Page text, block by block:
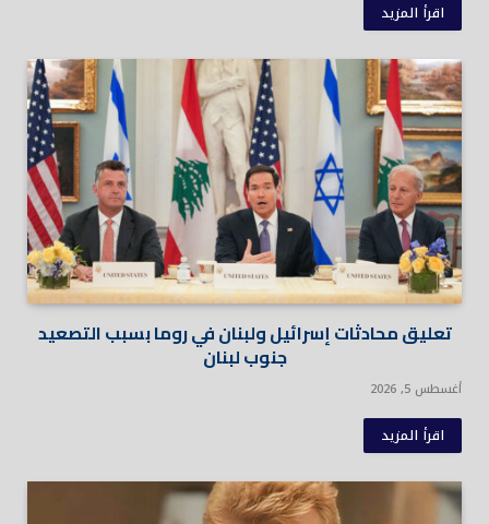
اقرأ المزيد
تعليق محادثات إسرائيل ولبنان في روما بسبب التصعيد
جنوب لبنان
أغسطس 5, 2026
اقرأ المزيد